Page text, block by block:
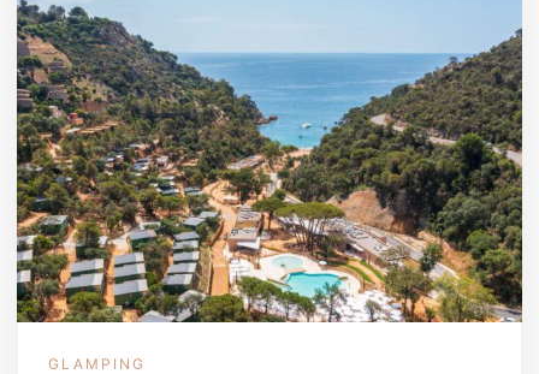
GLAMPING